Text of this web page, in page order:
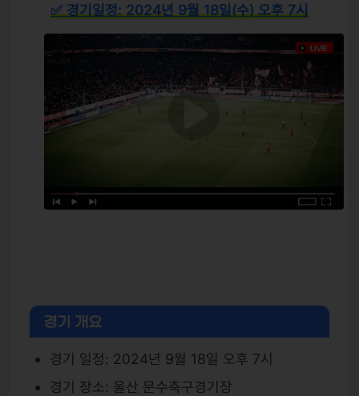
✅ 경기일정: 2024년 9월 18일(수) 오후 7시
경기 개요
경기 일정: 2024년 9월 18일 오후 7시
경기 장소: 울산 문수축구경기장